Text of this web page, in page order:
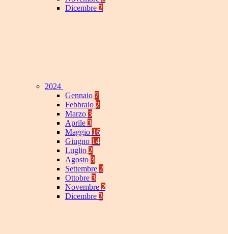
Dicembre 2
2024
Gennaio 7
Febbraio 2
Marzo 3
Aprile 3
Maggio 16
Giugno 14
Luglio 2
Agosto 3
Settembre 2
Ottobre 3
Novembre 2
Dicembre 3